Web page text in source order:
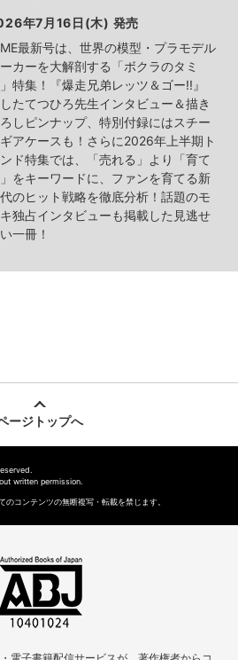
年7月16日(木) 発売
最新号は、世界の模型・プラモデル
ーカーを大解剖する「ボクラのタミ
特集！『爆走兄弟レッツ＆ゴー!!』
たてつひろ先生インタビュー＆描き
しピンナップ、特別付録にはスチー
アケースも！さらに2026年上半期ト
ド特集では、「売れる」より「育て
をキーワードに、ファンを育てる新
のヒット戦略を徹底分析！話題のモ
独占インタビューも掲載した見逃せ
一冊！
ージトップへ
written permission.
コンテンツの無断複写・転載を禁じます。